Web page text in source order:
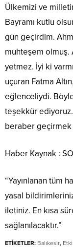
Ülkemizi ve
Bayramı kutlu
gün geçirdim.
muhteşem olmuş.
yetmez. İyi ki
uçuran Fatma
eğlenceliydi.
teşekkür
beraber
Haber Kaynak :
“Yayınlanan tüm
yasal
iletiniz. En kısa
sağlanılacaktır.”
ETİKETLER: Balıkesir,